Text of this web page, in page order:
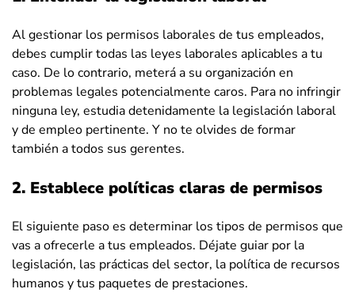
Al gestionar los permisos laborales de tus empleados,
debes cumplir todas las leyes laborales aplicables a tu
caso. De lo contrario, meterá a su organización en
problemas legales potencialmente caros. Para no infringir
ninguna ley, estudia detenidamente la legislación laboral
y de empleo pertinente. Y no te olvides de formar
también a todos sus gerentes.
2. Establece políticas claras de permisos
El siguiente paso es determinar los tipos de permisos que
vas a ofrecerle a tus empleados. Déjate guiar por la
legislación, las prácticas del sector, la política de recursos
humanos y tus paquetes de prestaciones.